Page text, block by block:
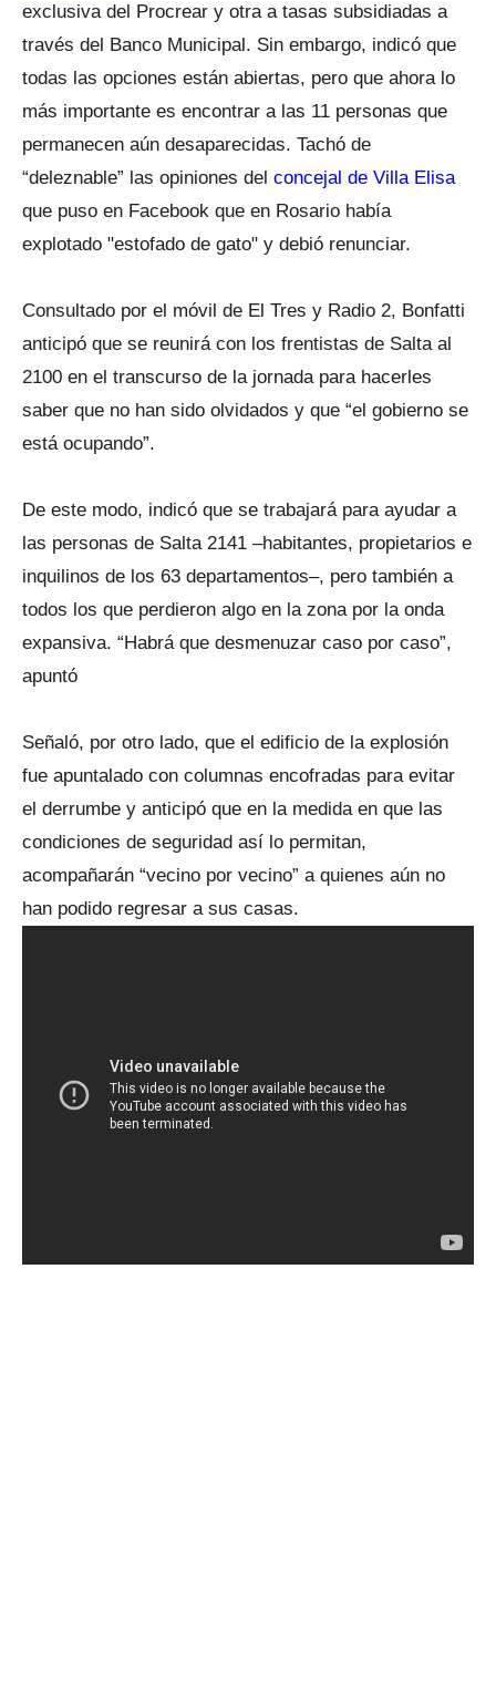
exclusiva del Procrear y otra a tasas subsidiadas a
través del Banco Municipal. Sin embargo, indicó que
todas las opciones están abiertas, pero que ahora lo
más importante es encontrar a las 11 personas que
permanecen aún desaparecidas. Tachó de
“deleznable” las opiniones del concejal de Villa Elisa
que puso en Facebook que en Rosario había
explotado "estofado de gato" y debió renunciar.
Consultado por el móvil de El Tres y Radio 2, Bonfatti
anticipó que se reunirá con los frentistas de Salta al
2100 en el transcurso de la jornada para hacerles
saber que no han sido olvidados y que “el gobierno se
está ocupando”.
De este modo, indicó que se trabajará para ayudar a
las personas de Salta 2141 –habitantes, propietarios e
inquilinos de los 63 departamentos–, pero también a
todos los que perdieron algo en la zona por la onda
expansiva. “Habrá que desmenuzar caso por caso”,
apuntó
Señaló, por otro lado, que el edificio de la explosión
fue apuntalado con columnas encofradas para evitar
el derrumbe y anticipó que en la medida en que las
condiciones de seguridad así lo permitan,
acompañarán “vecino por vecino” a quienes aún no
han podido regresar a sus casas.